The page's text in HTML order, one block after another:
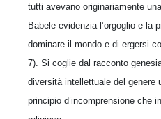
tutti avevano originariamente
Babele evidenzia l’orgoglio e la
dominare il mondo e di ergersi
7). Si coglie dal racconto
diversità intellettuale del genere
principio d’incomprensione che